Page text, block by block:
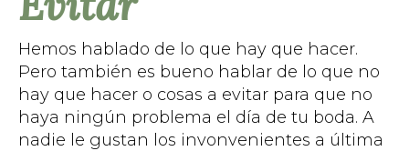
Hemos hablado de lo que hay que hacer.
Pero también es bueno hablar de lo que no
hay que hacer o cosas a evitar para que no
haya ningún problema el día de tu boda. A
nadie le gustan los invonvenientes a última